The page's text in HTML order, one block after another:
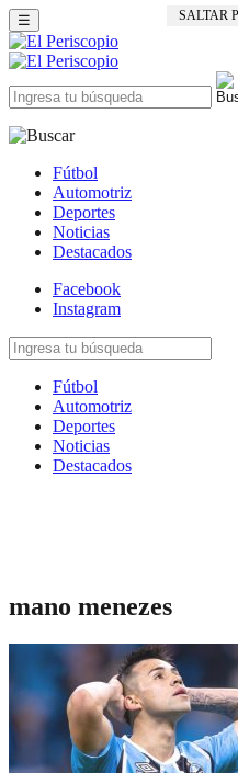
SALTAR
☰
Fútbol
Automotriz
Deportes
Noticias
Destacados
Facebook
Instagram
Fútbol
Automotriz
Deportes
Noticias
Destacados
mano menezes